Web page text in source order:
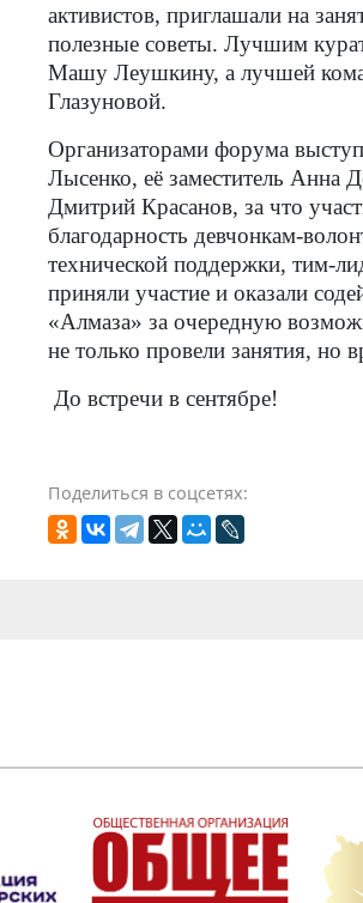
активистов, приглашали на
полезные советы. Лучшим
Машу Леушкину, а лучшей
Глазуновой.
Организаторами форума
Лысенко, её заместитель Анна
Дмитрий Красанов, за что
благодарность девчонкам-
технической поддержки, тим-
приняли участие и оказали
«Алмаза» за очередную
не только провели занятия, но
До встречи в сентябре!
Поделиться в соцсетях: